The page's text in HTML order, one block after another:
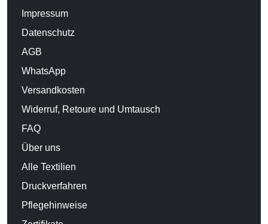
Impressum
Datenschutz
AGB
WhatsApp
Versandkosten
Widerruf, Retoure und Umtausch
FAQ
Über uns
Alle Textilien
Druckverfahren
Pflegehinweise